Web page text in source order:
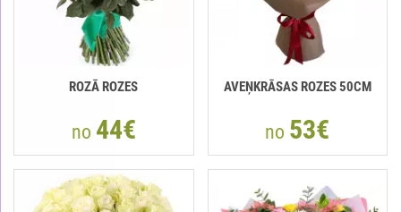
ROZĀ ROZES
no 44€
AVEŅKRĀSAS ROZES 50СМ
no 53€